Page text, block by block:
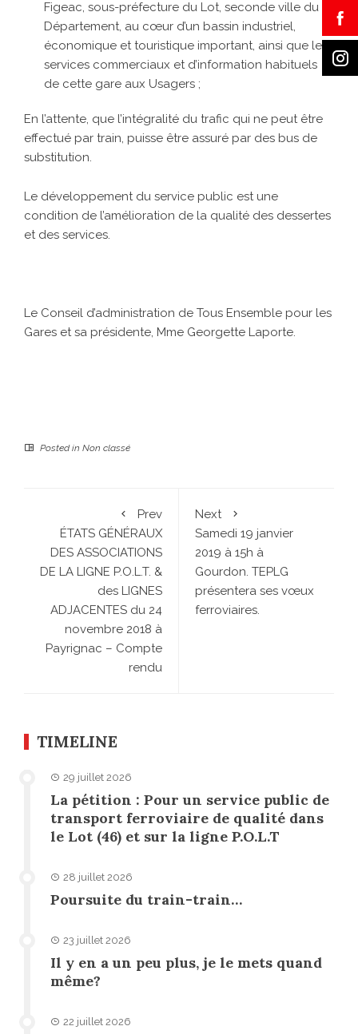
Figeac, sous-préfecture du Lot, seconde ville du
Département, au cœur d’un bassin industriel,
économique et touristique important, ainsi que les
services commerciaux et d’information habituels
de cette gare aux Usagers ;
En l’attente, que l’intégralité du trafic qui ne peut être
effectué par train, puisse être assuré par des bus de
substitution.
Le développement du service public est une
condition de l’amélioration de la qualité des dessertes
et des services.
Le Conseil d’administration de Tous Ensemble pour les
Gares et sa présidente, Mme Georgette Laporte.
Posted in Non classé
Prev
ÉTATS GÉNÉRAUX
DES ASSOCIATIONS
DE LA LIGNE P.O.L.T. &
des LIGNES
ADJACENTES du 24
novembre 2018 à
Payrignac – Compte
rendu
Next
Samedi 19 janvier
2019 à 15h à
Gourdon. TEPLG
présentera ses vœux
ferroviaires.
TIMELINE
29 juillet 2026
La pétition : Pour un service public de
transport ferroviaire de qualité dans
le Lot (46) et sur la ligne P.O.L.T
28 juillet 2026
Poursuite du train-train…
23 juillet 2026
Il y en a un peu plus, je le mets quand
même?
22 juillet 2026